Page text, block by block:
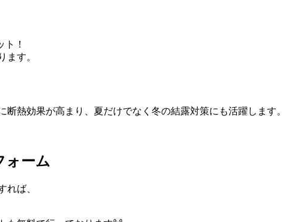
！
ます。
熱効果が高まり、夏だけでなく冬の結露対策にも活躍します。
ォーム
れば、